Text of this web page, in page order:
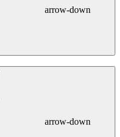
arrow-down
arrow-down